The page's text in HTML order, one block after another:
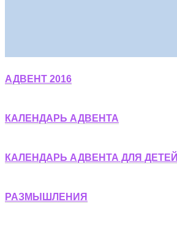
АДВЕНТ 2016
КАЛЕНДАРЬ АДВЕНТА
КАЛЕНДАРЬ АДВЕНТА ДЛЯ ДЕТЕЙ
РАЗМЫШЛЕНИЯ